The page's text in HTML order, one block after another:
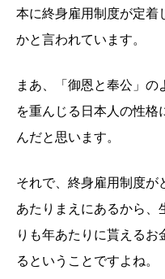
本に終身雇用制度が定着
かと言われています。
まあ、「御恩と奉公」の
を重んじる日本人の性格
んだと思います。
それで、終身雇用制度が
あたりまえにあるから、
りも年あたりに貰えるお
るということですよね。